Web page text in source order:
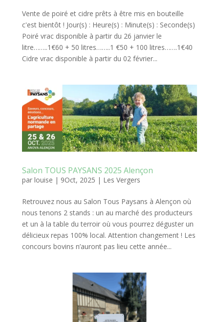
Vente de poiré et cidre prêts à être mis en bouteille
c'est bientôt ! Jour(s) : Heure(s) : Minute(s) : Seconde(s)
Poiré vrac disponible à partir du 26 janvier le
litre……..1€60 + 50 litres……..1 €50 + 100 litres…….1€40
Cidre vrac disponible à partir du 02 février...
Salon TOUS PAYSANS 2025 Alençon
par louise | 9Oct, 2025 | Les Vergers
Retrouvez nous au Salon Tous Paysans à Alençon où
nous tenons 2 stands : un au marché des producteurs
et un à la table du terroir où vous pourrez déguster un
délicieux repas 100% local. Attention changement ! Les
concours bovins n’auront pas lieu cette année...